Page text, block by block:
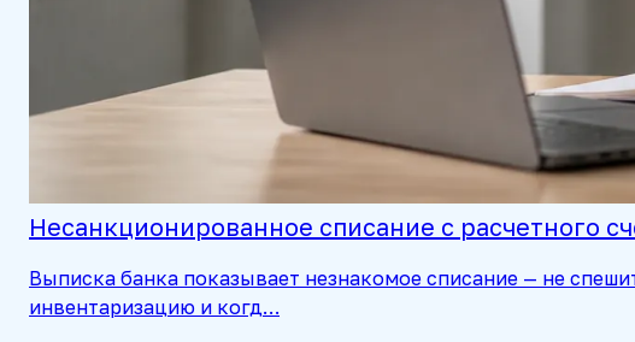
Несанкционированное списание с расчетного
Выписка банка показывает незнакомое списание — не
инвентаризацию и когд…